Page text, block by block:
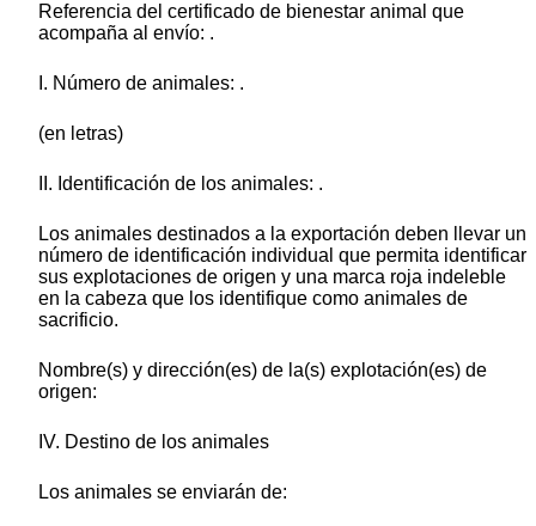
Referencia del certificado de bienestar animal que
acompaña al envío: .
I. Número de animales: .
(en letras)
II. Identificación de los animales: .
Los animales destinados a la exportación deben llevar un
número de identificación individual que permita identificar
sus explotaciones de origen y una marca roja indeleble
en la cabeza que los identifique como animales de
sacrificio.
Nombre(s) y dirección(es) de la(s) explotación(es) de
origen:
IV. Destino de los animales
Los animales se enviarán de: